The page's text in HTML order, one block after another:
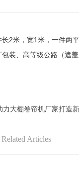
长2米，宽1米，一件两
包装、高等级公路（遮
力大棚卷帘机厂家打造
Related Articles